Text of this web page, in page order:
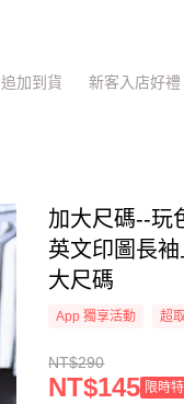
追加到貨 新客入店好禮
加大尺碼--玩
英文印圖長
大尺碼
App 獨享活動 超
NT$290
NT$145 限時